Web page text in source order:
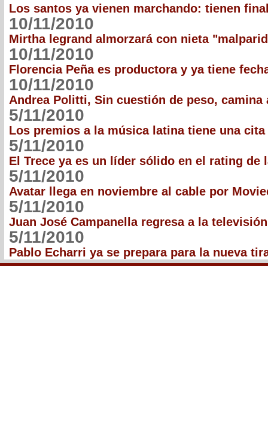
Los santos ya vienen marchando: tienen
10/11/2010
Mirtha legrand almorzará con nieta
10/11/2010
Florencia Peña es productora y ya tiene
10/11/2010
Andrea Politti, Sin cuestión de peso, camina
5/11/2010
Los premios a la música latina tiene una cita
5/11/2010
El Trece ya es un líder sólido en el rating de
5/11/2010
Avatar llega en noviembre al cable por
5/11/2010
Juan José Campanella regresa a la televisión
5/11/2010
Pablo Echarri ya se prepara para la nueva